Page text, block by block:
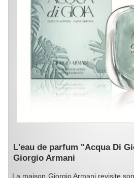
L'eau de parfum "Acqua Di
Giorgio Armani
La maison Giorgio Armani revisite